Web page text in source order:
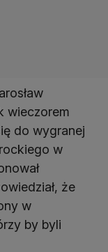
wieczorem
do wygranej
w
że
w
by byli